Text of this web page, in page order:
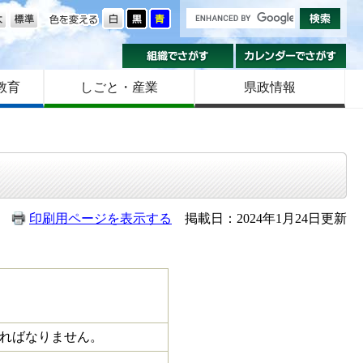
色を変える
大きさ
組織でさがす
育 しごと・産業 県政情報
印刷用ページを表示する 掲載日：2024年1月24日更新
ばなりません。